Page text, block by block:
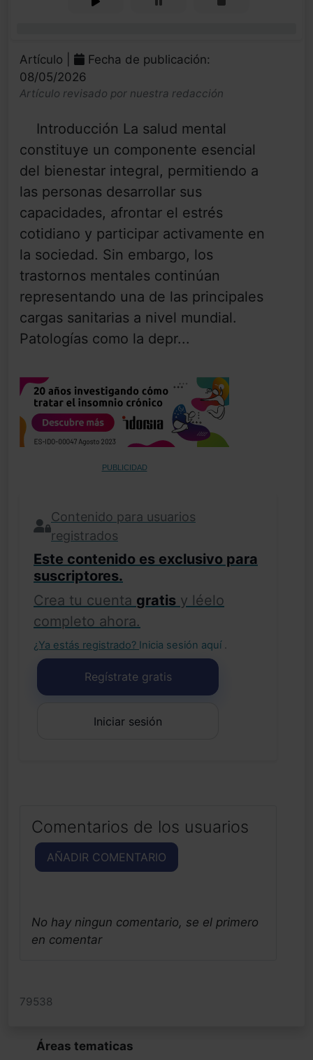
Artículo |
Fecha de publicación:
08/05/2026
Artículo revisado por nuestra redacción
Introducción La salud mental
constituye un componente esencial
del bienestar integral, permitiendo a
las personas desarrollar sus
capacidades, afrontar el estrés
cotidiano y participar activamente en
la sociedad. Sin embargo, los
trastornos mentales continúan
representando una de las principales
cargas sanitarias a nivel mundial.
Patologías como la depr...
PUBLICIDAD
Contenido para usuarios
registrados
Este contenido es exclusivo para
suscriptores.
Crea tu cuenta gratis y léelo
completo ahora.
¿Ya estás registrado? Inicia sesión aquí .
Regístrate gratis
Iniciar sesión
Comentarios de los usuarios
AÑADIR COMENTARIO
No hay ningun comentario, se el primero
en comentar
79538
Áreas tematicas